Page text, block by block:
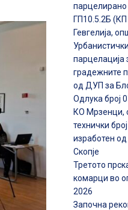
парцелирано
ГП10.5.2Б
Гевгелија,
парцелација
градежните
од ДУП за
Одлука број
КО Мрзенци,
технички
изработен
Скопје
Третото
комарци во
2026
Започна